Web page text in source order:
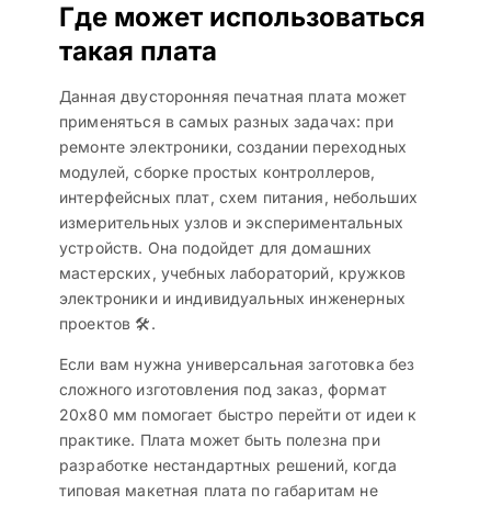
Где может использоваться
такая плата
Данная двусторонняя печатная плата может
применяться в самых разных задачах: при
ремонте электроники, создании переходных
модулей, сборке простых контроллеров,
интерфейсных плат, схем питания, небольших
измерительных узлов и экспериментальных
устройств. Она подойдет для домашних
мастерских, учебных лабораторий, кружков
электроники и индивидуальных инженерных
проектов 🛠️.
Если вам нужна универсальная заготовка без
сложного изготовления под заказ, формат
20х80 мм помогает быстро перейти от идеи к
практике. Плата может быть полезна при
разработке нестандартных решений, когда
типовая макетная плата по габаритам не